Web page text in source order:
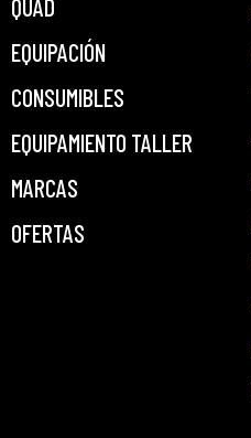
QUAD
EQUIPACIÓN
CONSUMIBLES
EQUIPAMIENTO TALLER
MARCAS
OFERTAS